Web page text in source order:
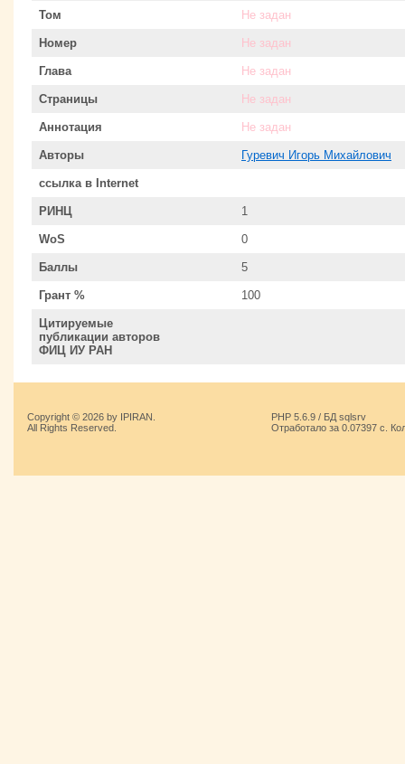
Том Не задан
Номер Не задан
Глава Не задан
Страницы Не задан
Аннотация Не задан
Авторы Гуревич Игорь Михайлович
ссылка в Internet
РИНЦ 1
WoS 0
Баллы 5
Грант % 100
Цитируемые
публикации авторов
ФИЦ ИУ РАН
Copyright © 2026 by IPIRAN.
All Rights Reserved.
PHP 5.6.9 / БД sqlsrv
Отработало за 0.07397 с.